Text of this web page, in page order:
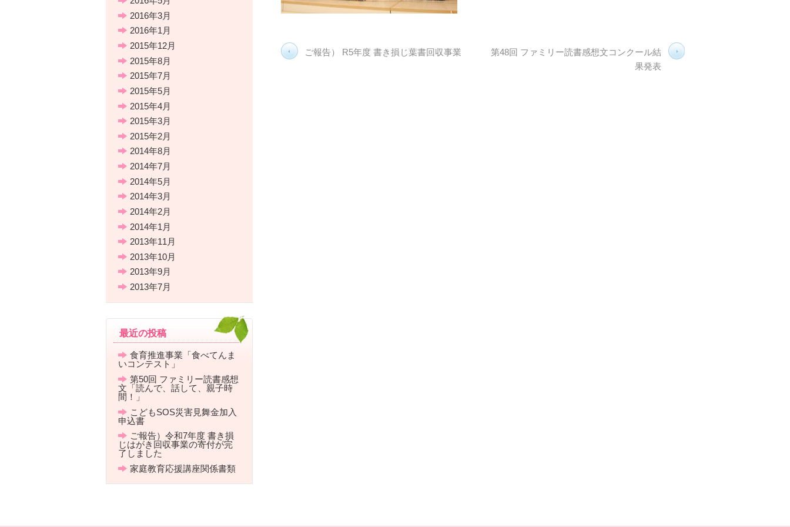
ご報告） R5年度 書き損じ葉書回収事業
第48回 ファミリー読書感想文コンクール結
果発表
2016年3月
2016年1月
2015年12月
2015年8月
2015年7月
2015年5月
2015年4月
2015年3月
2015年2月
2014年8月
2014年7月
2014年5月
2014年3月
2014年2月
2014年1月
2013年11月
2013年10月
2013年9月
2013年7月
最近の投稿
食育推進事業「食べてんま
いコンテスト」
第50回 ファミリー読書感想
文「読んで、話して、親子時
間！」
こどもSOS災害見舞金加入
申込書
ご報告）令和7年度 書き損
じはがき回収事業の寄付が完
了しました
家庭教育応援講座関係書類